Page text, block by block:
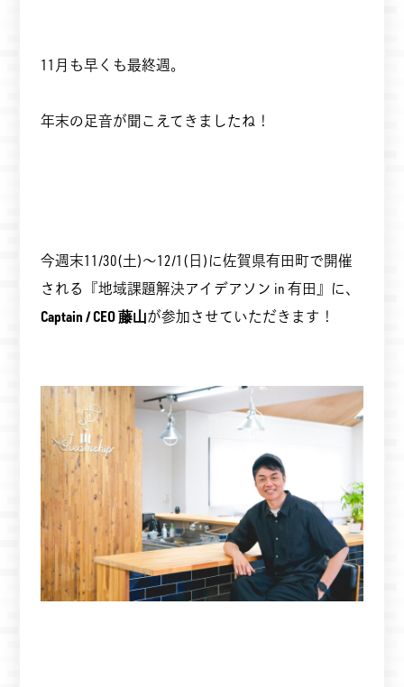
11月も早くも最終週。
年末の足音が聞こえてきましたね！
今週末11/30(土)～12/1(日)に佐賀県有田町で開催
される『地域課題解決アイデアソン in 有田』に、
Captain / CEO 藤山が参加させていただきます！